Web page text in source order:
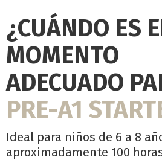
¿CUÁNDO ES
MOMENTO
ADECUADO
PRE-A1
Ideal para niños de 6 a 8
aproximadamente 100